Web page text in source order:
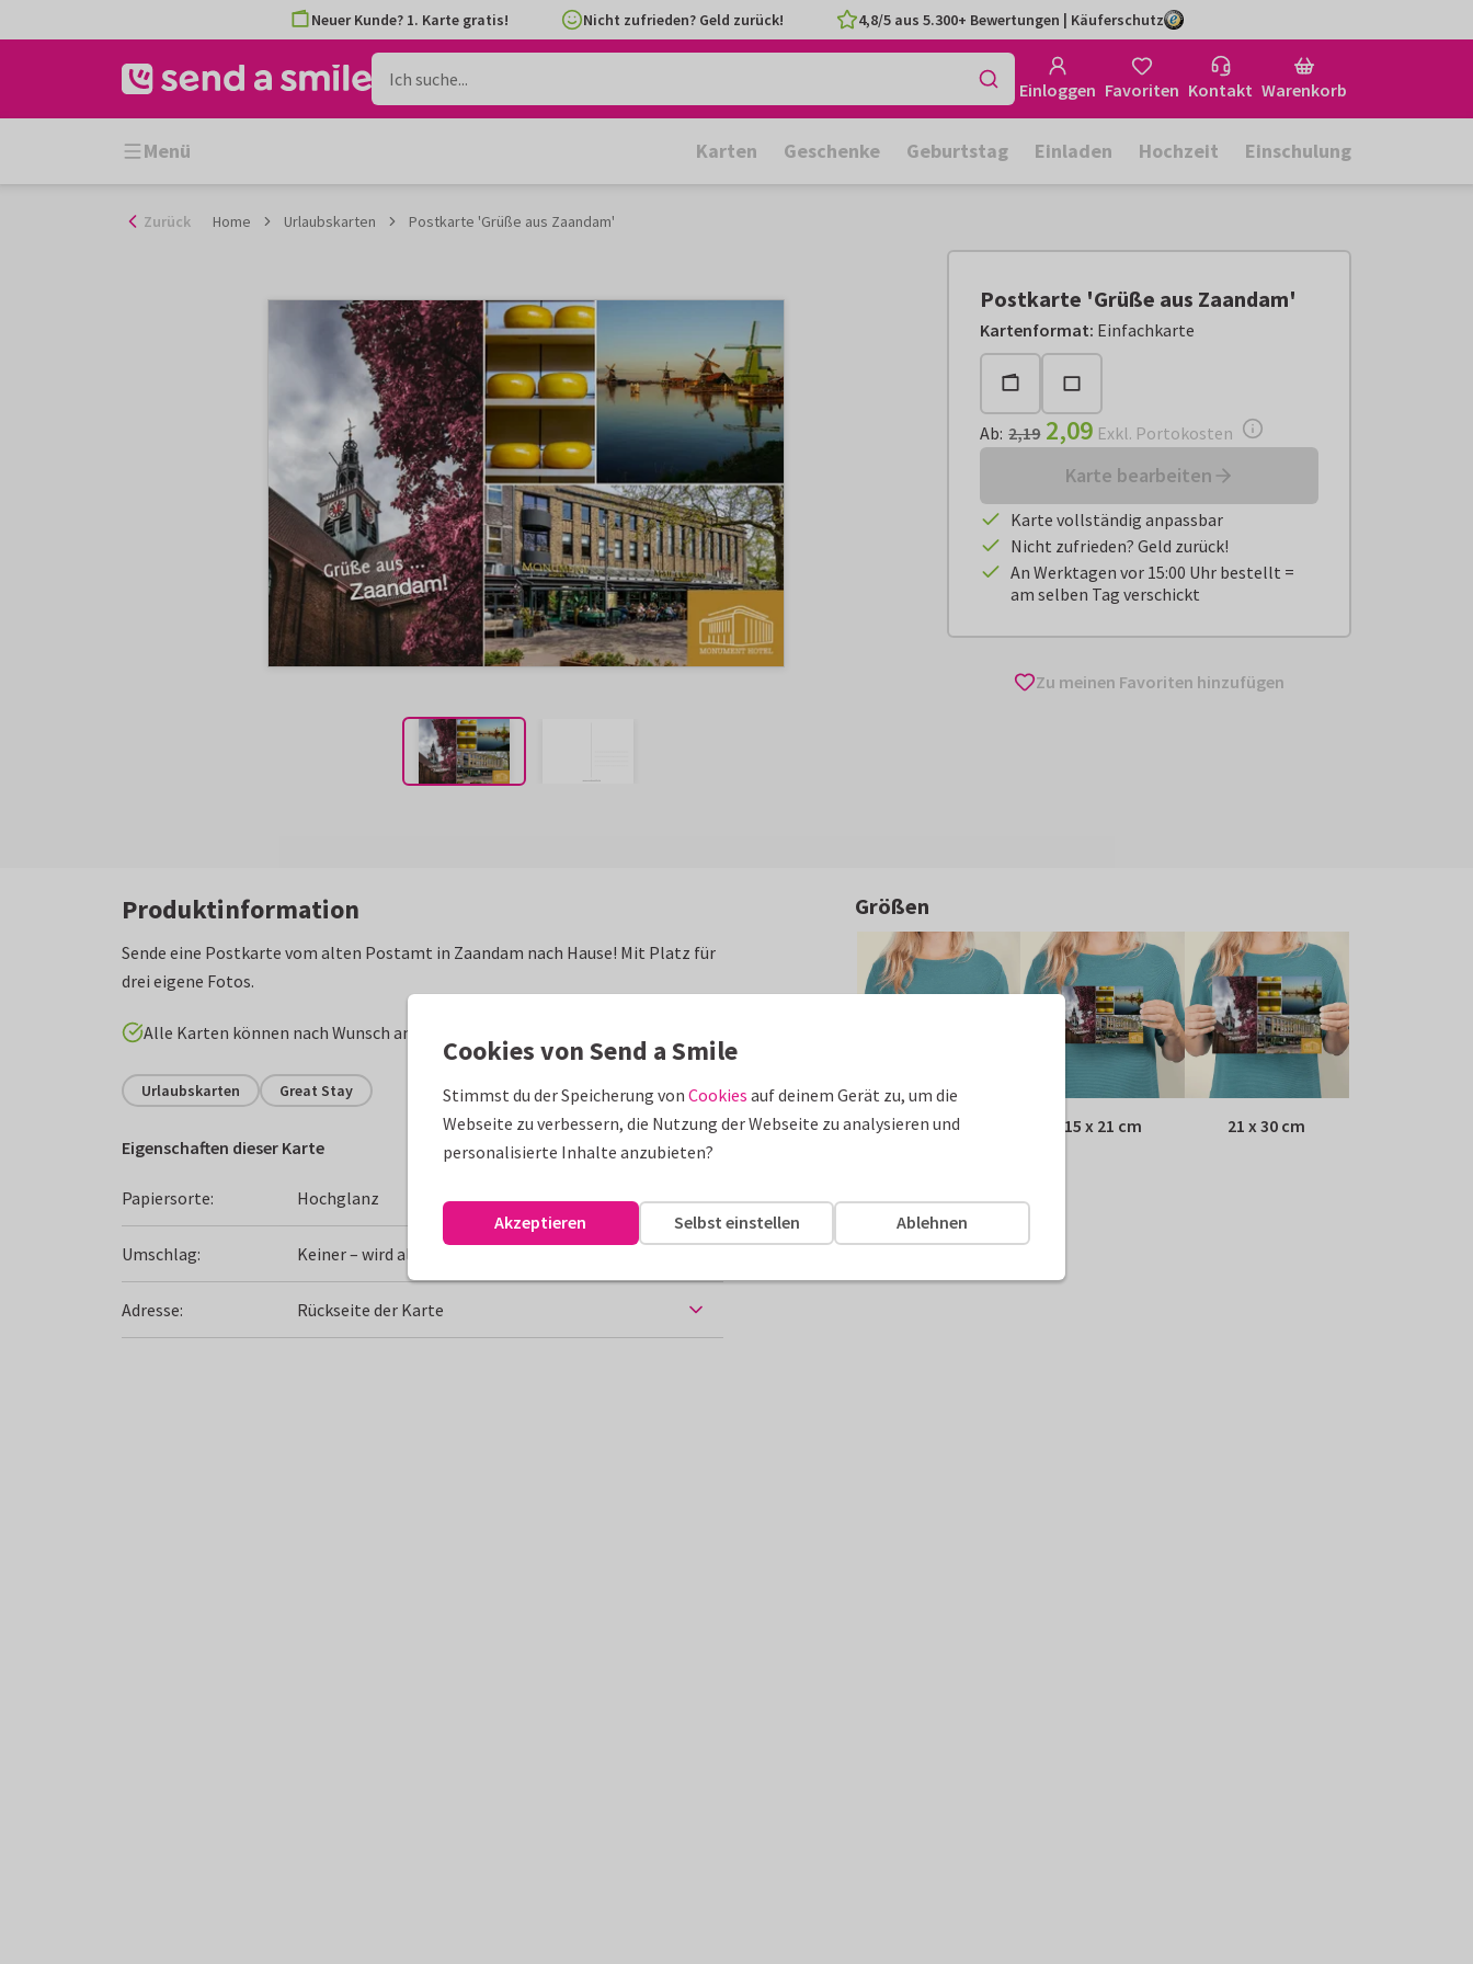
Inhalt
Neuer Kunde? 1. Karte gratis! Nicht zufrieden? Geld zurück! 4,8/5 aus 5.300+ Bewertungen | Käuferschutz
Einloggen Favoriten Kontakt Warenkorb
Menü Karten Geschenke Geburtstag Einladen Hochzeit Einschulung
Zurück Home Urlaubskarten Postkarte 'Grüße aus Zaandam'
Postkarte 'Grüße aus Zaandam'
Kartenformat: Einfachkarte
Ab:€ 2,09Exkl. Portokosten
Ab: 2,19 2,09 Exkl. Portokosten
Karte bearbeiten
Karte vollständig anpassbar
Nicht zufrieden? Geld zurück!
An Werktagen vor 15:00 Uhr bestellt =
am selben Tag verschickt
Zu meinen Favoriten hinzufügen
Produktinformation
Sende eine Postkarte vom alten Postamt in Zaandam nach Hause! Mit Platz für
drei eigene Fotos.
Alle Karten können nach Wunsch angepasst werden.
Urlaubskarten Great Stay
Eigenschaften dieser Karte
Papiersorte: Hochglanz
Umschlag: Keiner – wird als Postkarte verschickt
Adresse: Rückseite der Karte
Größen
10 x 15 cm 15 x 21 cm 21 x 30 cm
Cookies von Send a Smile
Stimmst du der Speicherung von Cookies auf deinem Gerät zu, um die
Webseite zu verbessern, die Nutzung der Webseite zu analysieren und
personalisierte Inhalte anzubieten?
Ablehnen
Selbst einstellen
Akzeptieren